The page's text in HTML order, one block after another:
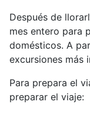
Después de
mes entero para
domésticos. A
excursiones más
Para prepara el
preparar el viaje: